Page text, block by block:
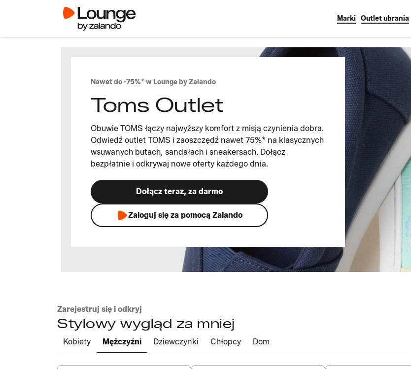
Marki Outlet ubrania
Nawet do -75%* w Lounge by Zalando
Toms Outlet
Obuwie TOMS łączy najwyższy komfort z misją czynienia dobra.
Odwiedź outlet TOMS i zaoszczędź nawet 75%* na klasycznych
wsuwanych butach, sandałach i sneakersach. Dołącz
bezpłatnie i odkrywaj nowe oferty każdego dnia.
Dołącz teraz, za darmo
Zaloguj się za pomocą Zalando
Zarejestruj się i odkryj
Stylowy wygląd za mniej
Kobiety Mężczyźni Dziewczynki Chłopcy Dom